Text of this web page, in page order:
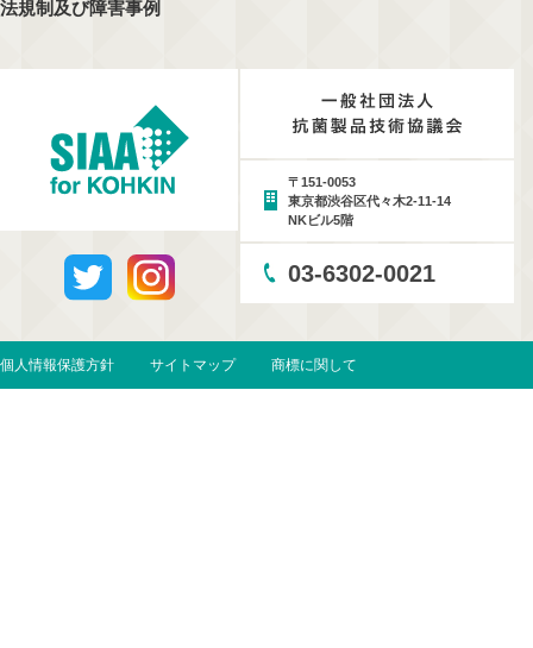
法規制及び障害事例
〒151-0053
東京都渋谷区代々木2-11-14
NKビル5階
03-6302-0021
個人情報保護方針 サイトマップ 商標に関して